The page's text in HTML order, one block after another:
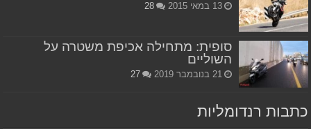
13 במאי 2015 28
סופית: מתחילה אכיפת משטרה על
השוליים
21 בנובמבר 2019 27
כתבות רנדומליות